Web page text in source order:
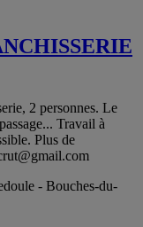
2 personnes. Le
Travail à
Plus de
- Bouches-du-